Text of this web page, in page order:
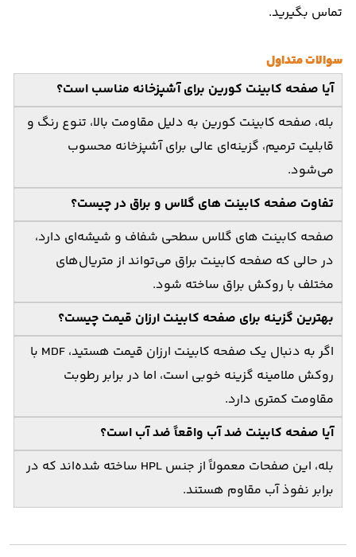
تماس بگیرید.
سوالات متداول
آیا صفحه کابینت کورین برای آشپزخانه مناسب است؟
بله، صفحه کابینت کورین به دلیل مقاومت بالا، تنوع رنگ و
قابلیت ترمیم، گزینه‌ای عالی برای آشپزخانه محسوب
می‌شود.
تفاوت صفحه کابینت های گلاس و براق در چیست؟
صفحه کابینت های گلاس سطحی شفاف و شیشه‌ای دارد،
در حالی که صفحه کابینت براق می‌تواند از متریال‌های
مختلف با روکش براق ساخته شود.
بهترین گزینه برای صفحه کابینت ارزان قیمت چیست؟
اگر به دنبال یک صفحه کابینت ارزان قیمت هستید، MDF با
روکش ملامینه گزینه خوبی است، اما در برابر رطوبت
مقاومت کمتری دارد.
آیا صفحه کابینت ضد آب واقعاً ضد آب است؟
بله، این صفحات معمولاً از جنس HPL ساخته شده‌اند که در
برابر نفوذ آب مقاوم هستند.